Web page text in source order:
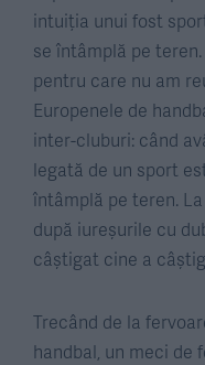
intuiția unui fost
se întâmplă pe
pentru care nu am
Europenele de
inter-cluburi: când
legată de un sport
întâmplă pe teren.
după iureșurile cu
câștigat cine a
Trecând de la
handbal, un meci de